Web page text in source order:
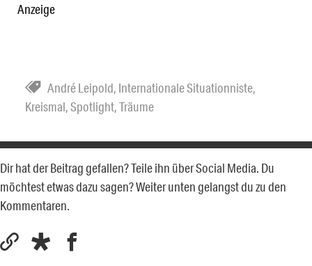
Anzeige
André Leipold, Internationale Situationniste,
Kreismal,Spotlight,Träume
Dir hat der Beitrag gefallen? Teile ihn über Social Media. Du
möchtest etwas dazu sagen? Weiter unten gelangst du zu den
Kommentaren.